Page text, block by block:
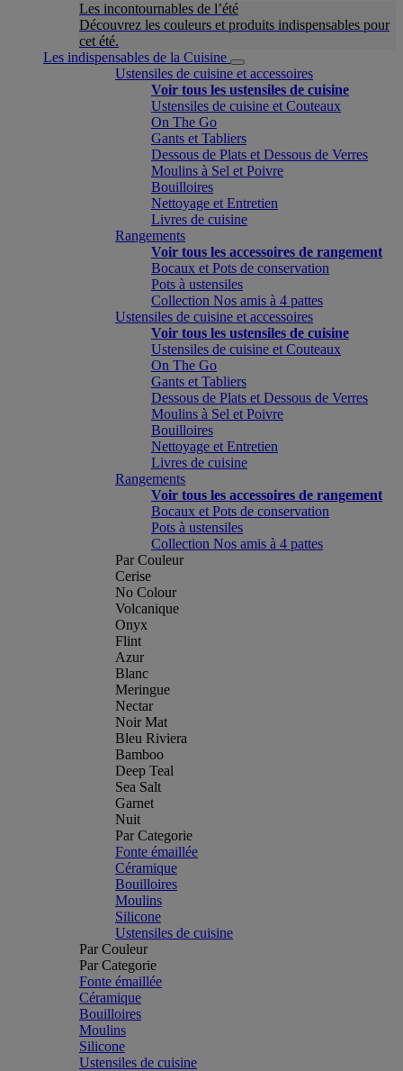
Les incontournables de l’été
Découvrez les couleurs et produits indispensables pour
cet été.
Les indispensables de la Cuisine
Ustensiles de cuisine et accessoires
Voir tous les ustensiles de cuisine
Ustensiles de cuisine et Couteaux
On The Go
Gants et Tabliers
Dessous de Plats et Dessous de Verres
Moulins à Sel et Poivre
Bouilloires
Nettoyage et Entretien
Livres de cuisine
Rangements
Voir tous les accessoires de rangement
Bocaux et Pots de conservation
Pots à ustensiles
Collection Nos amis à 4 pattes
Ustensiles de cuisine et accessoires
Voir tous les ustensiles de cuisine
Ustensiles de cuisine et Couteaux
On The Go
Gants et Tabliers
Dessous de Plats et Dessous de Verres
Moulins à Sel et Poivre
Bouilloires
Nettoyage et Entretien
Livres de cuisine
Rangements
Voir tous les accessoires de rangement
Bocaux et Pots de conservation
Pots à ustensiles
Collection Nos amis à 4 pattes
Par Couleur
Cerise
No Colour
Volcanique
Onyx
Flint
Azur
Blanc
Meringue
Nectar
Noir Mat
Bleu Riviera
Bamboo
Deep Teal
Sea Salt
Garnet
Nuit
Par Categorie
Fonte émaillée
Céramique
Bouilloires
Moulins
Silicone
Ustensiles de cuisine
Par Couleur
Par Categorie
Fonte émaillée
Céramique
Bouilloires
Moulins
Silicone
Ustensiles de cuisine